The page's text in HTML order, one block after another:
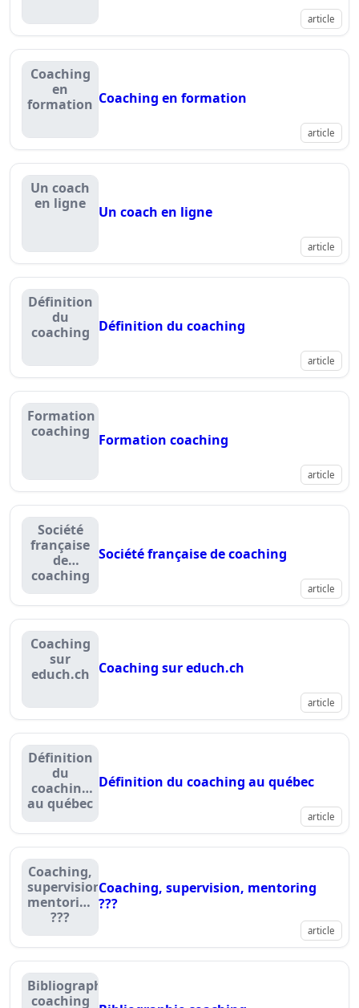
article
Coaching
en
formation Coaching en formation
article
Un coach
en ligne
Un coach en ligne
article
Définition
du
coaching Définition du coaching
article
Formation
coaching Formation coaching
article
Société
française
de
coaching
Société française de coaching
article
Coaching
sur
educh.ch Coaching sur educh.ch
article
Définition
du
coaching
au québec
Définition du coaching au québec
article
Coaching,
supervision,
mentoring
???
Coaching, supervision, mentoring
???
article
Bibliographie
coaching